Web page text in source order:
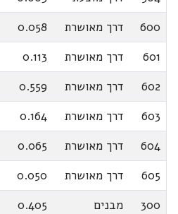
600
דרך מאושרת
0.058
601
דרך מאושרת
0.113
602
דרך מאושרת
0.559
603
דרך מאושרת
0.164
604
דרך מאושרת
0.065
605
דרך מאושרת
0.050
300
מבנים
0.405